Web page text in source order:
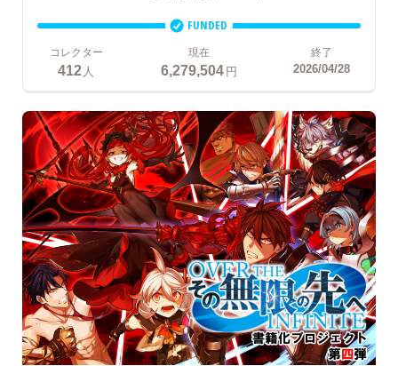
FUNDED
コレクター
412 人
現在
6,279,504円
終了
2026/04/28